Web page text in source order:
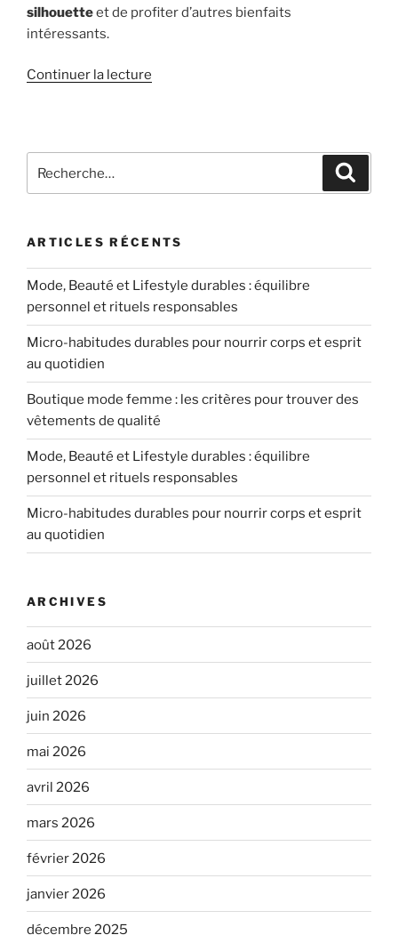
silhouetteet de profiter d’autres bienfaits
intéressants.
Continuer la lecture
pour
son
bien-
être »
pour
ARTICLES RÉCENTS
Mode, Beauté et Lifestyle durables : équilibre
personnel et rituels responsables
Micro-habitudes durables pour nourrir corps et esprit
au quotidien
Boutique mode femme : les critères pour trouver des
vêtements de qualité
Mode, Beauté et Lifestyle durables : équilibre
personnel et rituels responsables
Micro-habitudes durables pour nourrir corps et esprit
au quotidien
ARCHIVES
août 2026
juillet 2026
juin 2026
mai 2026
avril 2026
mars 2026
février 2026
janvier 2026
décembre 2025